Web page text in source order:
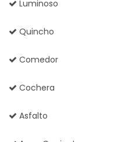
Luminoso
Quincho
Comedor
Cochera
Asfalto